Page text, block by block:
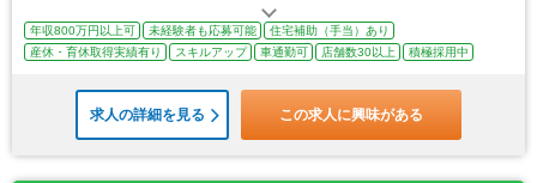
年収800万円以上可 未経験者も応募可能
住宅補助（手当）あり
産休・育休取得実績有り
スキルアップ 車通勤可 店舗数30以上 積極採用中
求人の詳細を見る この求人に興味がある